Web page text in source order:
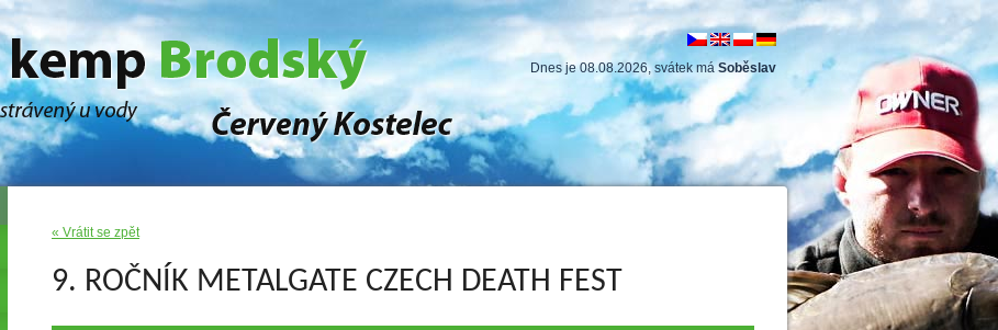
Dnes je 08.08.2026, svátek máSoběslav
« Vrátit se zpět
9. ROČNÍK METALGATE CZECH DEATH FEST